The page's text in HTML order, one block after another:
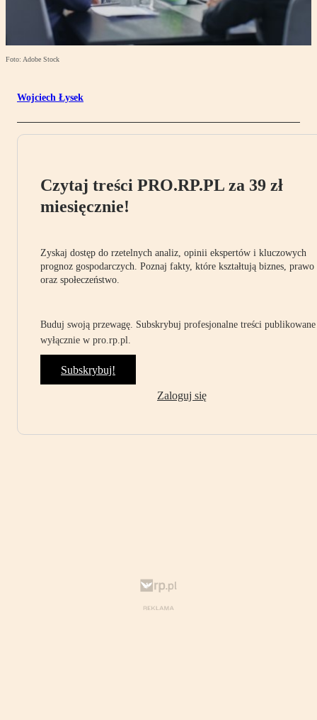
Foto: Adobe Stock
Wojciech Łysek
Czytaj treści PRO.RP.PL za 39 zł
miesięcznie!
Zyskaj dostęp do rzetelnych analiz, opinii ekspertów i kluczowych
prognoz gospodarczych. Poznaj fakty, które kształtują biznes, prawo
oraz społeczeństwo.
Buduj swoją przewagę. Subskrybuj profesjonalne treści publikowane
wyłącznie w pro.rp.pl.
Subskrybuj!
Zaloguj się